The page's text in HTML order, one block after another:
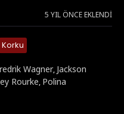
5 YIL ÖNCE EKLENDI
Korku
Wagner, Jackson
Rourke, Polina